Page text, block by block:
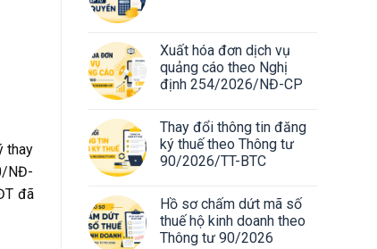
thay
NĐ-
đã
Xuất hóa đơn dịch vụ
quảng cáo theo Nghị
định 254/2026/NĐ-CP
Thay đổi thông tin đăng
ký thuế theo Thông tư
90/2026/TT-BTC
Hồ sơ chấm dứt mã số
thuế hộ kinh doanh theo
Thông tư 90/2026